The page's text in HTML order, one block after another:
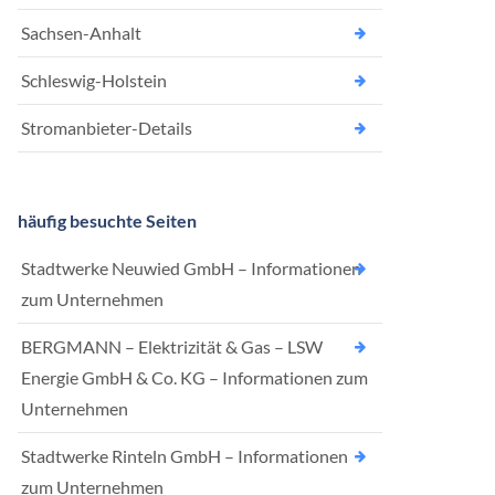
Sachsen-Anhalt
Schleswig-Holstein
Stromanbieter-Details
häufig besuchte Seiten
Stadtwerke Neuwied GmbH – Informationen
zum Unternehmen
BERGMANN – Elektrizität & Gas – LSW
Energie GmbH & Co. KG – Informationen zum
Unternehmen
Stadtwerke Rinteln GmbH – Informationen
zum Unternehmen